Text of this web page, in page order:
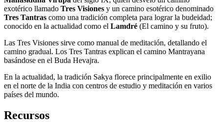
exotérico llamado Tres Visiones y un camino esotérico denominado
Tres Tantras como una tradición completa para lograr la budeidad;
conocido en la actualidad como el Lamdré (El camino y su fruto).
Las Tres Visiones sirve como manual de meditación, detallando el
camino gradual. Los Tres Tantras explican el camino Mantrayana
basándose en el Buda Hevajra.
En la actualidad, la tradición Sakya florece principalmente en exilio
en el norte de la India con centros de estudio y meditación en varios
países del mundo.
Recursos